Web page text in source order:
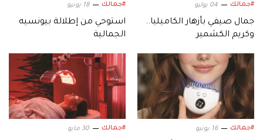
#جمالك 04 يوليو
جمال صيفي بأزهار الكاميليا..
وكريم الكشمير
#جمالك 18 يونيو
استوحي من إطلالة بيونسيه
الجمالية
#جمالك 16 يونيو #جمالك 30 مايو